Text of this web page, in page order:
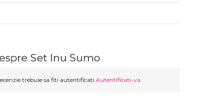
Set Inu Sumo
trebuie sa fiti autentificati Autentificati-va